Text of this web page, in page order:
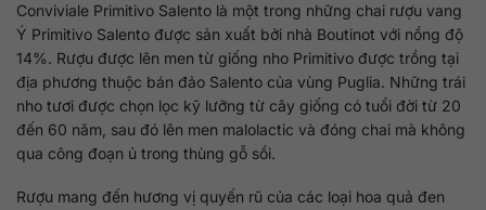
Conviviale Primitivo Salento là một trong những chai rượu vang
Ý Primitivo Salento được sản xuất bởi nhà Boutinot với nồng độ
14%. Rượu được lên men từ giống nho Primitivo được trồng tại
địa phương thuộc bán đảo Salento của vùng Puglia. Những trái
nho tươi được chọn lọc kỹ lưỡng từ cây giống có tuổi đời từ 20
đến 60 năm, sau đó lên men malolactic và đóng chai mà không
qua công đoạn ủ trong thùng gỗ sồi.
Rượu mang đến hương vị quyến rũ của các loại hoa quả đen